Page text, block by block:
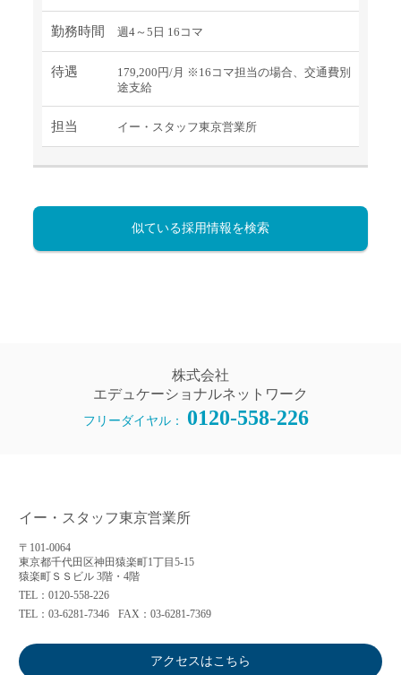
勤務時間 週4～5日 16コマ
待遇
179,200円/月 ※16コマ担当の場合、交通費別
途支給
担当 イー・スタッフ東京営業所
似ている採用情報を検索
株式会社
エデュケーショナルネットワーク
フリーダイヤル： 0120-558-226
イー・スタッフ東京営業所
〒101-0064
東京都千代田区神田猿楽町1丁目5-15
猿楽町ＳＳビル 3階・4階
TEL：0120-558-226
TEL：03-6281-7346
FAX：03-6281-7369
アクセスはこちら